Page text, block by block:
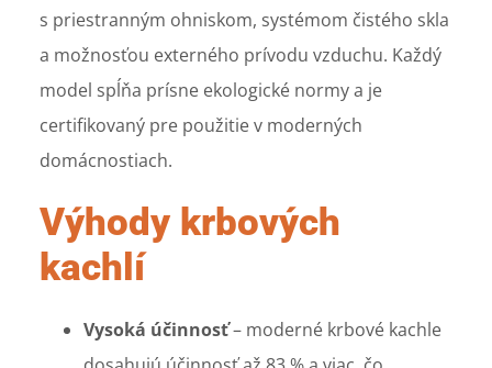
s priestranným ohniskom, systémom čistého skla
a možnosťou externého prívodu vzduchu. Každý
model spĺňa prísne ekologické normy a je
certifikovaný pre použitie v moderných
domácnostiach.
Výhody krbových
kachlí
Vysoká účinnosť– moderné krbové kachle